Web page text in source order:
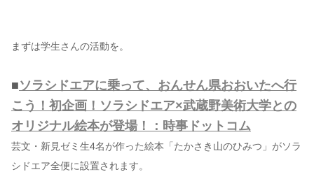
まずは学生さんの活動を。
■ソラシドエアに乗って、おんせん県おおいたへ行
こう！初企画！ソラシドエア×武蔵野美術大学との
オリジナル絵本が登場！：時事ドットコム
芸文・新見ゼミ生4名が作った絵本「たかさき山のひみつ」がソラ
シドエア全便に設置されます。